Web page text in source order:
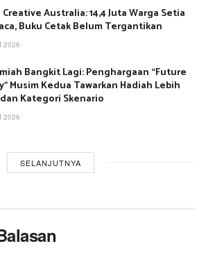
Australia: 14,4 Juta Warga Setia
Buku Cetak Belum Tergantikan
2026
Bangkit Lagi: Penghargaan “Future
Musim Kedua Tawarkan Hadiah Lebih
Kategori Skenario
2026
SELANJUTNYA